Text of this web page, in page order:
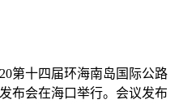
第十四届环海南岛国际公路
布会在海口举行。会议发布